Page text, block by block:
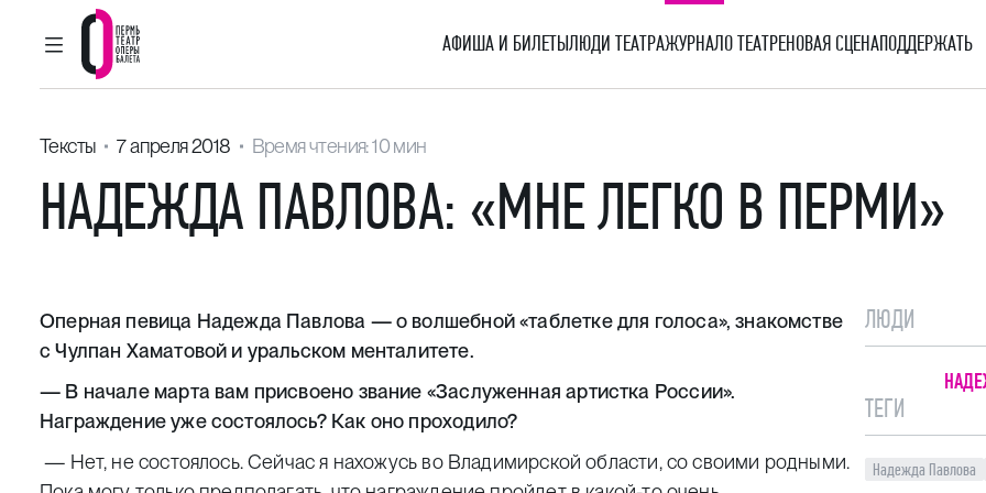
ГЛАВНОЕ МЕНЮ
Пермский театр оперы и балета
АФИША И БИЛЕТЫЛЮДИ ТЕАТРАЖУРНАЛО ТЕАТРЕНОВАЯ СЦЕНАПОДДЕРЖАТЬ
Тексты 7 апреля 2018 Время чтения: 10 мин
НАДЕЖДА ПАВЛОВА: ​«МНЕ ЛЕГКО В ПЕРМИ»
Оперная певица Надежда Павлова — о волшебной «таблетке для голоса», знакомстве
с Чулпан Хаматовой и уральском менталитете.
— В начале марта вам присвоено звание «Заслуженная артистка России».
Награждение уже состоялось? Как оно проходило?
— Нет, не состоялось. Сейчас я нахожусь во Владимирской области, со своими родными.
ЛЮДИ
ТЕГИ
Надежда Павлова